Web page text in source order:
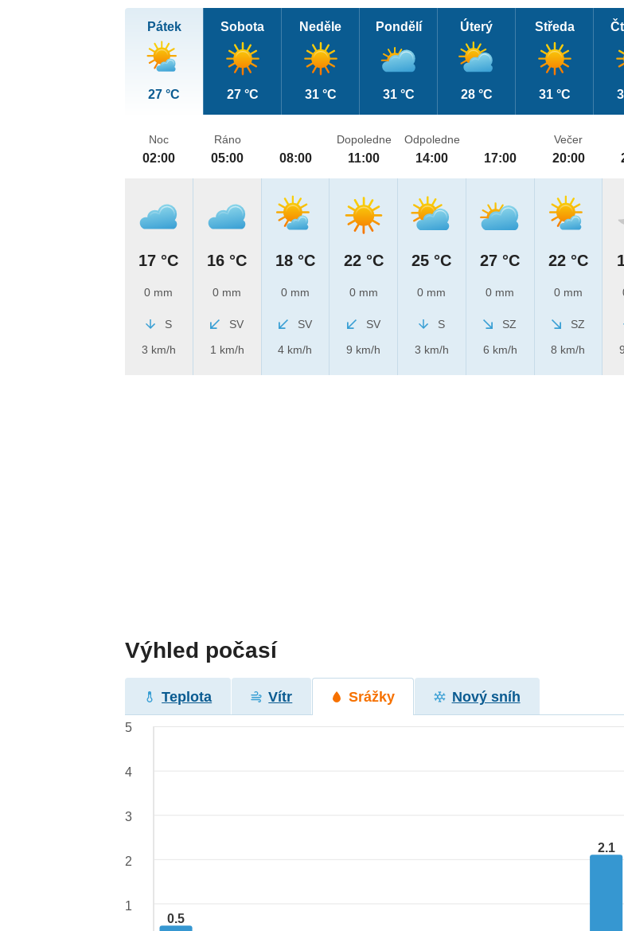
Pátek
27 °C
Sobota
27 °C
Neděle
31 °C
Pondělí
31 °C
Úterý
28 °C
Středa
31 °C
Noc
02:00
17 °C
0 mm
S
3 km/h
Ráno
05:00
16 °C
0 mm
SV
1 km/h
08:00
18 °C
0 mm
SV
4 km/h
Dopoledne
11:00
22 °C
0 mm
SV
9 km/h
Odpoledne
14:00
25 °C
0 mm
S
3 km/h
17:00
27 °C
0 mm
SZ
6 km/h
Večer
20:00
22 °C
0 mm
SZ
8 km/h
Výhled počasí
Teplota Vítr Srážky Nový sníh
0.5
2.1
5
4
3
2
1